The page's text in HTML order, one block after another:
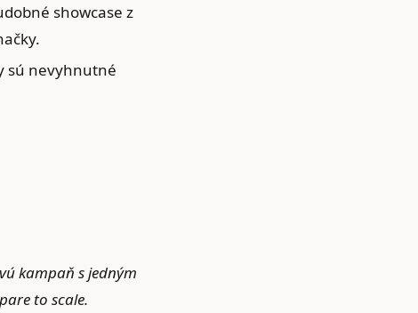
showcase z
sú nevyhnutné
kampaň s jedným
to scale.